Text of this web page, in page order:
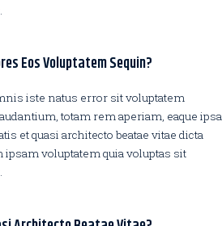
Eos Voluptatem Sequin?
iste natus error sit voluptatem
totam rem aperiam, eaque ipsa
et quasi architecto beatae vitae dicta
voluptatem quia voluptas sit